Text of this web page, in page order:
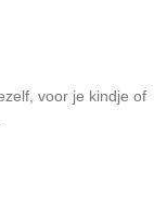
voor je kindje of